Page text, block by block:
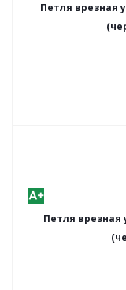
Петля врезная
Петля врезная